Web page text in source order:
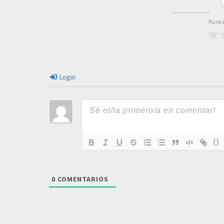
Login
{}
0 COMENTARIOS